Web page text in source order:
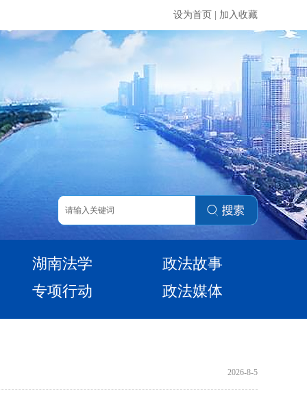
设为首页 加入收藏
湖南法学
政法故事
专项行动
政法媒体
2026-8-5